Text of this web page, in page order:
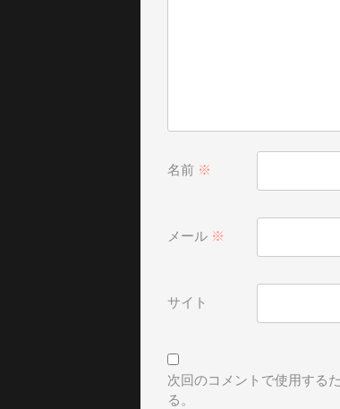
名前 ※
メール ※
サイト
次回のコメントで使用する
る。